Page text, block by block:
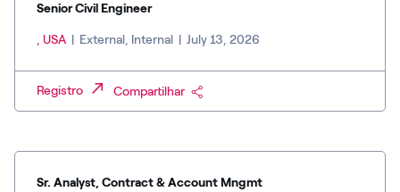
Senior Civil Engineer
, USA | External, Internal | July 13, 2026
Registro Compartilhar
Sr. Analyst, Contract & Account Mngmt